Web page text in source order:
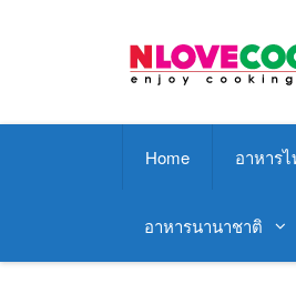
Home อาหาร
อาหารนานาชาติ